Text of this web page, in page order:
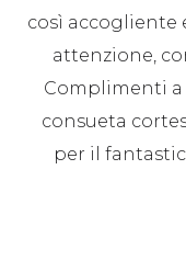
così accogliente
attenzione,
Complimenti
consueta
per il